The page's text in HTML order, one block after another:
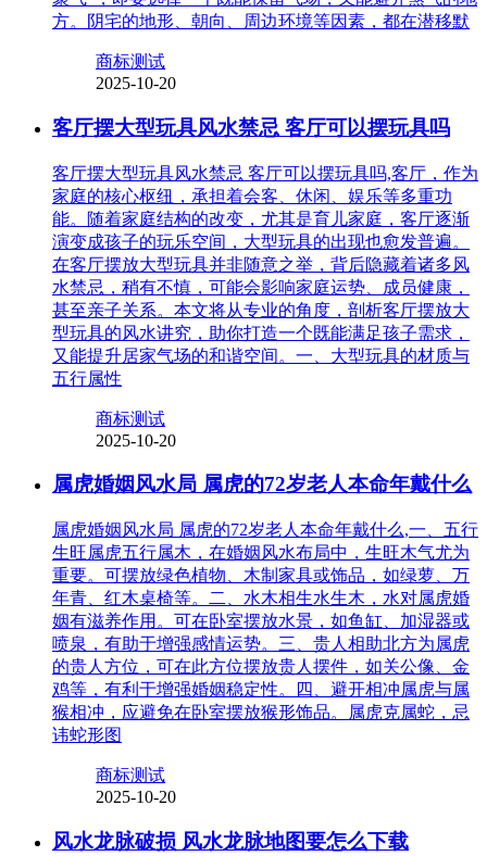
方。阴宅的地形、朝向、周边环境等因素，都在潜移默
商标测试
2025-10-20
客厅摆大型玩具风水禁忌 客厅可以摆玩具吗
客厅摆大型玩具风水禁忌 客厅可以摆玩具吗,客厅，作为
家庭的核心枢纽，承担着会客、休闲、娱乐等多重功
能。随着家庭结构的改变，尤其是育儿家庭，客厅逐渐
演变成孩子的玩乐空间，大型玩具的出现也愈发普遍。
在客厅摆放大型玩具并非随意之举，背后隐藏着诸多风
水禁忌，稍有不慎，可能会影响家庭运势、成员健康，
甚至亲子关系。本文将从专业的角度，剖析客厅摆放大
型玩具的风水讲究，助你打造一个既能满足孩子需求，
又能提升居家气场的和谐空间。一、大型玩具的材质与
五行属性
商标测试
2025-10-20
属虎婚姻风水局 属虎的72岁老人本命年戴什么
属虎婚姻风水局 属虎的72岁老人本命年戴什么,一、五行
生旺属虎五行属木，在婚姻风水布局中，生旺木气尤为
重要。可摆放绿色植物、木制家具或饰品，如绿萝、万
年青、红木桌椅等。二、水木相生水生木，水对属虎婚
姻有滋养作用。可在卧室摆放水景，如鱼缸、加湿器或
喷泉，有助于增强感情运势。三、贵人相助北方为属虎
的贵人方位，可在此方位摆放贵人摆件，如关公像、金
鸡等，有利于增强婚姻稳定性。四、避开相冲属虎与属
猴相冲，应避免在卧室摆放猴形饰品。属虎克属蛇，忌
讳蛇形图
商标测试
2025-10-20
风水龙脉破损 风水龙脉地图要怎么下载